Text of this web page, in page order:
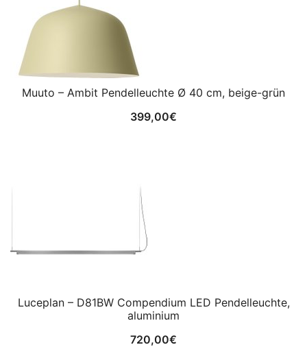
Muuto – Ambit Pendelleuchte Ø 40 cm, beige-grün
399,00€
Luceplan – D81BW Compendium LED Pendelleuchte,
aluminium
720,00€